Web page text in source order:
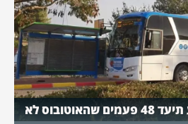
שערוריית תנופה: נוסע תיעד 48 פעמים שהאוטובוס לא